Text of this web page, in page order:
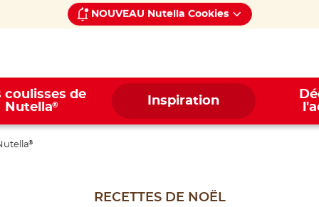
NOUVEAU Nutella Cookies
coulisses de
Nutella® Inspiration
®
RECETTES DE NOËL